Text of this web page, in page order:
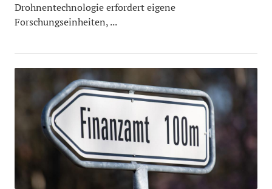
Drohnentechnologie erfordert eigene
Forschungseinheiten, ...